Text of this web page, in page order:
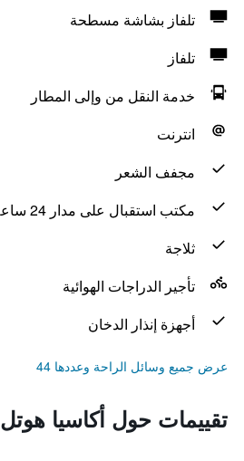
تلفاز بشاشة مسطحة
تلفاز
خدمة النقل من وإلى المطار
انترنت
مجفف الشعر
مكتب استقبال على مدار 24 ساعة
ثلاجة
تأجير الدراجات الهوائية
أجهزة إنذار الدخان
عرض جميع وسائل الراحة وعددها 44
تقييمات حول أكاسيا هوتل